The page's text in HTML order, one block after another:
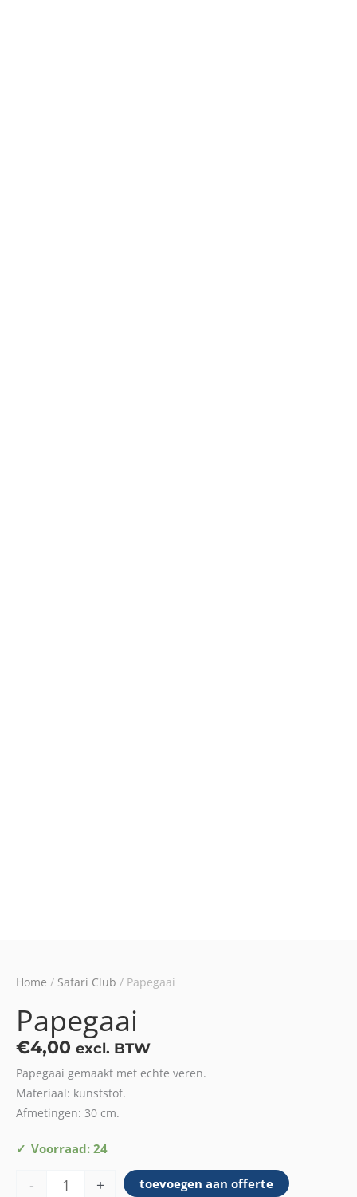
Home / Safari Club / Papegaai
Papegaai
€4,00 excl. BTW
Papegaai gemaakt met echte veren.
Materiaal: kunststof.
Afmetingen: 30 cm.
Voorraad: 24
-
Papegaai
+ toevoegen aan offerte